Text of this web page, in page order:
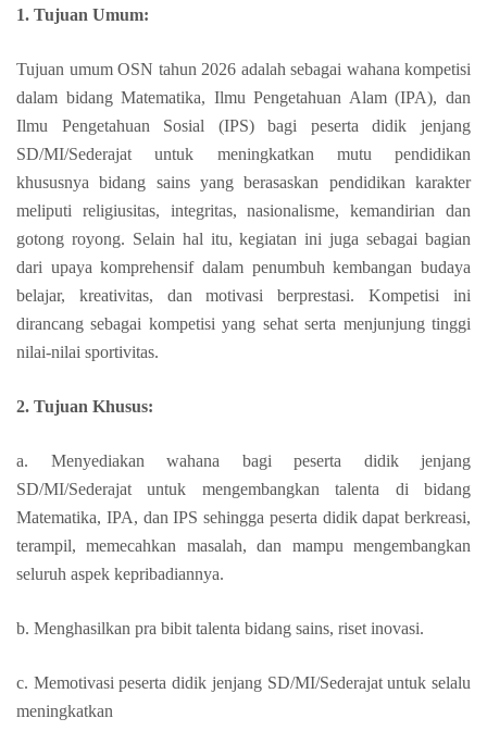
1. Tujuan Umum:
Tujuan umum OSN tahun 2026 adalah sebagai wahana kompetisi
dalam bidang Matematika, Ilmu Pengetahuan Alam (IPA), dan
Ilmu Pengetahuan Sosial (IPS) bagi peserta didik jenjang
SD/MI/Sederajat untuk meningkatkan mutu pendidikan
khususnya bidang sains yang berasaskan pendidikan karakter
meliputi religiusitas, integritas, nasionalisme, kemandirian dan
gotong royong. Selain hal itu, kegiatan ini juga sebagai bagian
dari upaya komprehensif dalam penumbuh kembangan budaya
belajar, kreativitas, dan motivasi berprestasi. Kompetisi ini
dirancang sebagai kompetisi yang sehat serta menjunjung tinggi
nilai-nilai sportivitas.
2. Tujuan Khusus:
a. Menyediakan wahana bagi peserta didik jenjang
SD/MI/Sederajat untuk mengembangkan talenta di bidang
Matematika, IPA, dan IPS sehingga peserta didik dapat berkreasi,
terampil, memecahkan masalah, dan mampu mengembangkan
seluruh aspek kepribadiannya.
b. Menghasilkan pra bibit talenta bidang sains, riset inovasi.
c. Memotivasi peserta didik jenjang SD/MI/Sederajat untuk selalu
meningkatkan